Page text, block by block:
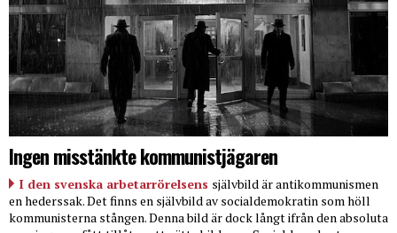
Ingen misstänkte kommunistjägaren
I den svenska arbetarrörelsens självbild är antikommunismen
en hederssak. Det finns en självbild av socialdemokratin som höll
kommunisterna stången. Denna bild är dock långt ifrån den absoluta